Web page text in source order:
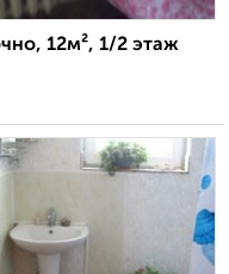
12м², 1/2 этаж